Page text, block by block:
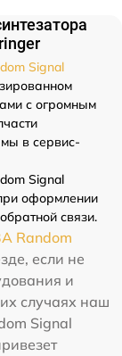
Signal
с огромным
в сервис-
Signal
оформлении
связи.
Random
если не
и
случаях наш
Signal